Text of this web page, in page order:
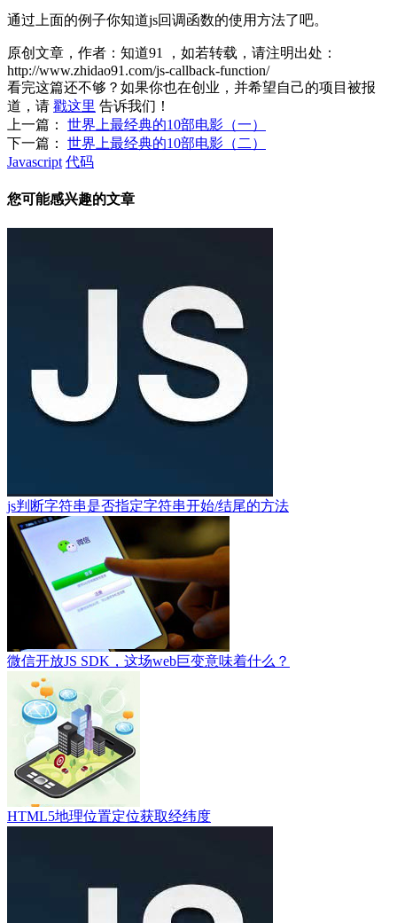
通过上面的例子你知道js回调函数的使用方法了吧。
原创文章，作者：知道91
，如若转载，请注明出处：
http://www.zhidao91.com/js-callback-function/
看完这篇还不够？如果你也在创业，并希望自己的项目被报
道，请 戳这里 告诉我们！
上一篇：
世界上最经典的10部电影（一）
下一篇：
世界上最经典的10部电影（二）
Javascript 代码
您可能感兴趣的文章
js判断字符串是否指定字符串开始/结尾的方法
微信开放JS SDK，这场web巨变意味着什么？
HTML5地理位置定位获取经纬度